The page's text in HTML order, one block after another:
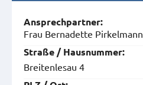
Ansprech­partner:
Frau Bernadette Pirkelmann
Straße / Hausnummer:
Breitenlesau 4